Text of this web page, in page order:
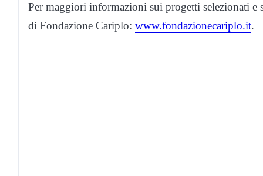
Per maggiori informazioni sui progetti selezionati
di Fondazione Cariplo: www.fondazionecariplo.it.